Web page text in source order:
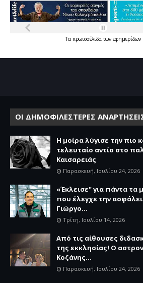
Τα πρωτοσέλιδατων εφημερίδων
ΟΙ ΔΗΜΟΦΙΛΕΣΤΕΡΕΣ
Η μοίρα λύγισε την πιο
τελευταίο αντίο στο
Καισαρειάς
Παρασκευή, Ιουλίου 24, 2026
«Έκλεισε" για πάντα τα
που έλεγχε την
Γιώργο...
Τρίτη, Ιουλίου 14, 2026
Από τις αίθουσες
της εκκλησίας! Ο
Κοζάνης...
Παρασκευή, Ιουλίου 24, 2026